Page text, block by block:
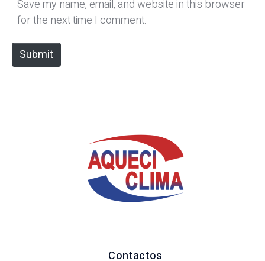
Save my name, email, and website in this browser
for the next time I comment.
Submit
Contactos